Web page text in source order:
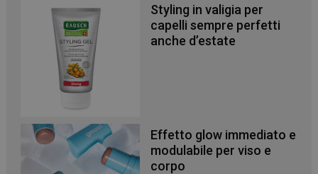
Styling in valigia per
capelli sempre perfetti
anche d’estate
Effetto glow immediato e
modulabile per viso e
corpo